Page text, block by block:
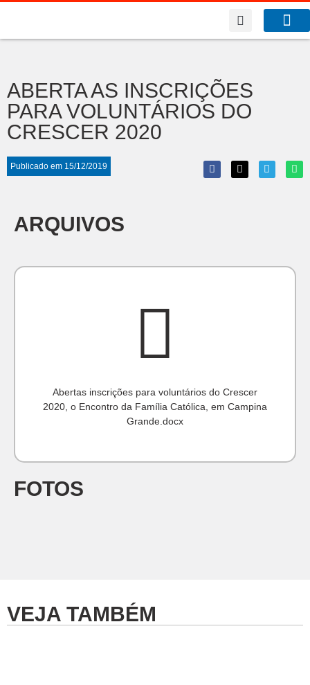
ABERTA AS INSCRIÇÕES
PARA VOLUNTÁRIOS DO
CRESCER 2020
Publicado em 15/12/2019
ARQUIVOS
Abertas inscrições para voluntários do Crescer
2020, o Encontro da Família Católica, em Campina
Grande.docx
FOTOS
VEJA TAMBÉM